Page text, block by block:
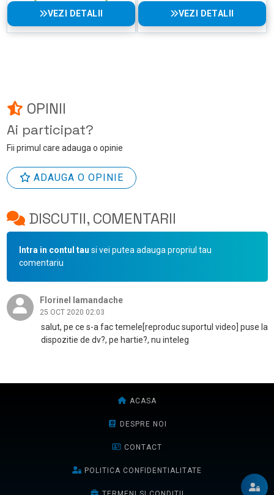
VEZI DETALII VEZI DETALII
OPINII
Ai participat?
Fii primul care adauga o opinie
ADAUGA O OPINIE
DISCUTII, COMENTARII
Intra in contul tau si vei putea adauga propriul tau
comentariu
Florinel Iamandache
25 OCT 2020 02:03
salut, pe ce s-a fac temele[reproduc suportul video] puse la
dispozitie de dv?, pe hartie?, nu inteleg
ACASA
DESPRE NOI
CONTACT
POLITICA CONFIDENTIALITATE